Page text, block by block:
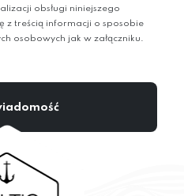
obsługi niniejszego
z treścią informacji o sposobie
osobowych jak w załączniku.